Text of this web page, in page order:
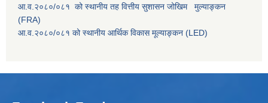
आ.व.२०८०/०८१ को स्थानीय तह वित्तीय सुशासन जोखिम मुल्याङ्कन
(FRA)
आ.व.२०८०/०८१ को स्थानीय आर्थिक विकास मूल्याङ्कन (LED)